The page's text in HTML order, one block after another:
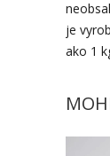
je
ako 1